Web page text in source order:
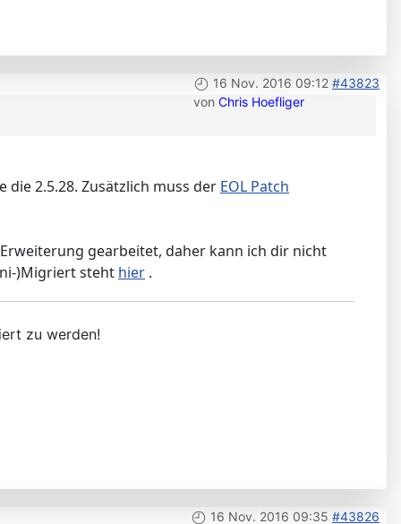
16 Nov. 2016 09:12 #43823
von Chris Hoefliger
2.5.28. Zusätzlich muss der EOL Patch
gearbeitet, daher kann ich dir nicht
)Migriert steht hier .
zu werden!
16 Nov. 2016 09:35 #43826